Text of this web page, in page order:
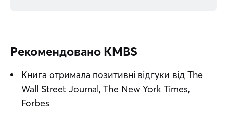
Рекомендовано KMBS
Книга отримала позитивні відгуки від The
Wall Street Journal, The New York Times,
Forbes